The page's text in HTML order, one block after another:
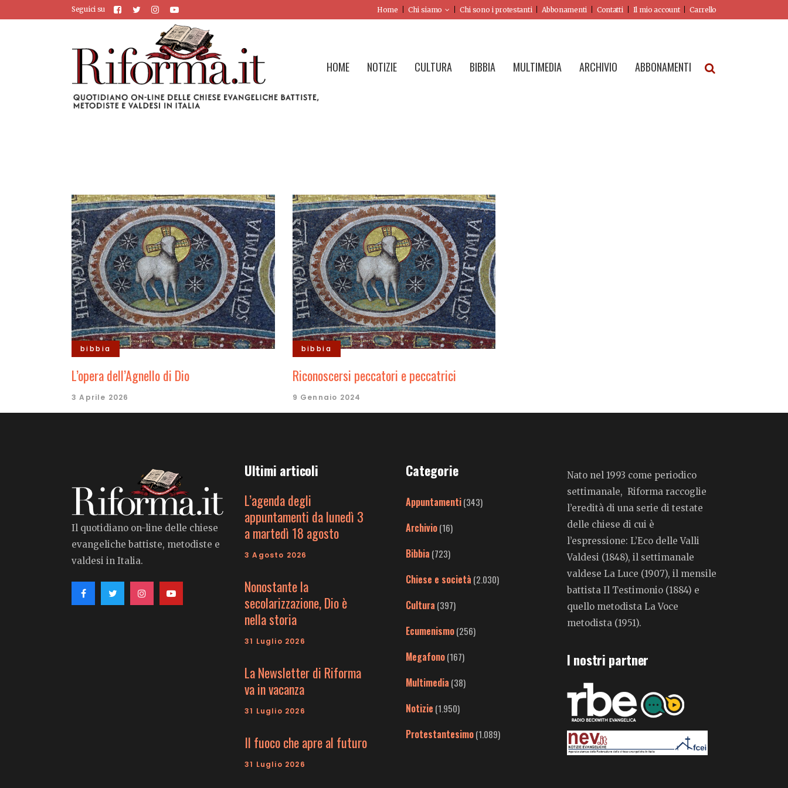
Seguici su Home Chi siamo Chi sono i protestanti Abbonamenti Contatti Il mio account Carrello
HOME NOTIZIE CULTURA BIBBIA MULTIMEDIA ARCHIVIO ABBONAMENTI
bibbia
L’opera dell’Agnello di Dio
3 Aprile 2026
bibbia
Riconoscersi peccatori e peccatrici
9 Gennaio 2024
Il quotidiano on-line delle chiese
evangeliche battiste, metodiste e
valdesi in Italia.
Ultimi articoli
L’agenda degli
appuntamenti da lunedì 3
a martedì 18 agosto
3 Agosto 2026
Nonostante la
secolarizzazione, Dio è
nella storia
31 Luglio 2026
La Newsletter di Riforma
va in vacanza
31 Luglio 2026
Il fuoco che apre al futuro
31 Luglio 2026
Categorie
Appuntamenti(343)
Archivio(16)
Bibbia (723)
Chiese e società (2.030)
Cultura (397)
Ecumenismo(256)
Megafono(167)
Multimedia (38)
Notizie (1.950)
Protestantesimo(1.089)
Nato nel 1993 come periodico
settimanale, Riforma raccoglie
l’eredità di una serie di testate
delle chiese di cui è
l’espressione: L’Eco delle Valli
Valdesi (1848), il settimanale
valdese La Luce (1907), il mensile
battista Il Testimonio (1884) e
quello metodista La Voce
metodista (1951).
I nostri partner